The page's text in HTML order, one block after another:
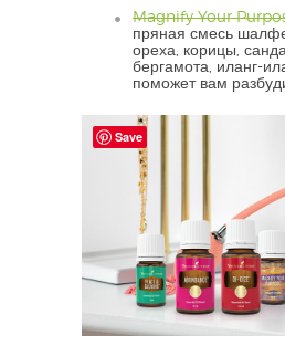
Magnify Your
пряная смесь
ореха, корицы,
бергамота, иланг-
поможет вам
Save